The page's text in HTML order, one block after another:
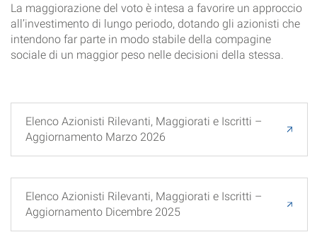
La maggiorazione del voto è intesa a favorire un approccio
all’investimento di lungo periodo, dotando gli azionisti che
intendono far parte in modo stabile della compagine
sociale di un maggior peso nelle decisioni della stessa.
Elenco Azionisti Rilevanti, Maggiorati e Iscritti –
Aggiornamento Marzo 2026
Elenco Azionisti Rilevanti, Maggiorati e Iscritti –
Aggiornamento Dicembre 2025